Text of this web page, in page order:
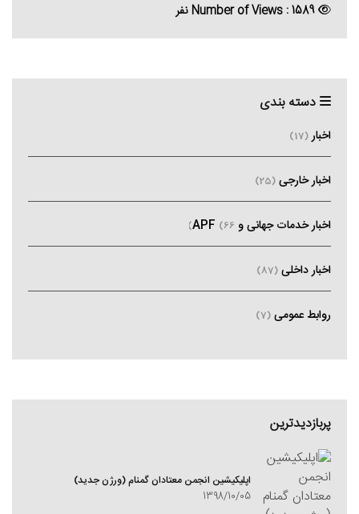
دسته بندی
اخبار(17)
اخبار خارجی (25)
اخبار خدمات جهانی و APF (66)
اخبار داخلی (87)
روابط عمومی (7)
پربازدیدترین
اپلیکیشین انجمن معتادان گمنام (ورژن جدید)
1398/10/05